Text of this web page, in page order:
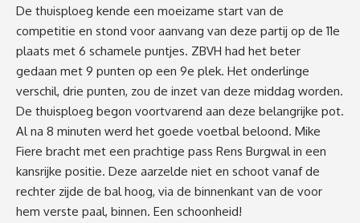
De thuisploeg kende een moeizame start van de
competitie en stond voor aanvang van deze partij op de 11e
plaats met 6 schamele puntjes. ZBVH had het beter
gedaan met 9 punten op een 9e plek. Het onderlinge
verschil, drie punten, zou de inzet van deze middag worden.
De thuisploeg begon voortvarend aan deze belangrijke pot.
Al na 8 minuten werd het goede voetbal beloond. Mike
Fiere bracht met een prachtige pass Rens Burgwal in een
kansrijke positie. Deze aarzelde niet en schoot vanaf de
rechter zijde de bal hoog, via de binnenkant van de voor
hem verste paal, binnen. Een schoonheid!